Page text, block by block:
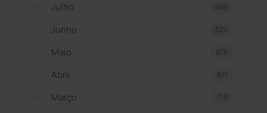
Julho 695
Junho 620
Maio 675
Abril 671
Março 710